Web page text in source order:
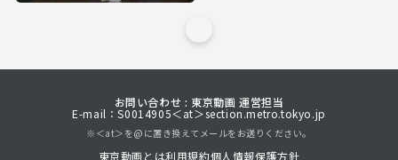
お問い合わせ : 東京動画 運営担当
E-mail：S0014905＜at＞section.metro.tokyo.jp
※＜at＞を@に置き換えてメールをお送りください。
東京動画とは利用規約個人情報保護方針